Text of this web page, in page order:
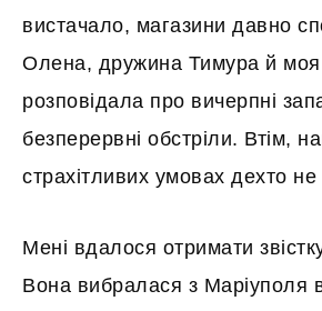
вистачало, магазини давно
Олена, дружина Тимура й моя
розповідала про вичерпні
безперервні обстріли. Втім,
страхітливих умовах дехто не
Мені вдалося отримати
Вона вибралася з Маріуполя